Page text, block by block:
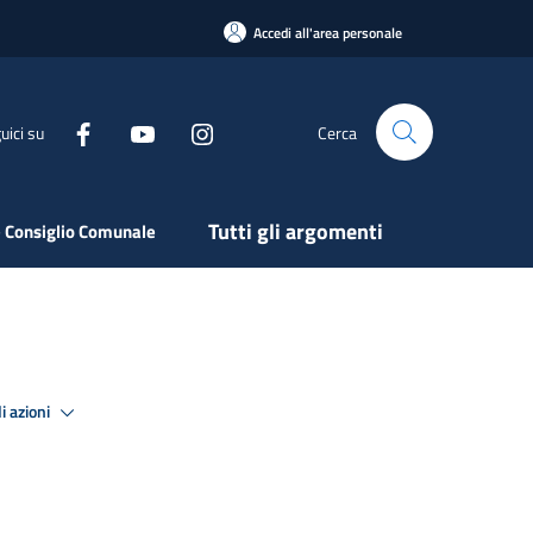
Accedi all'area personale
su Cerca
Comunale Tutti gli argomenti
azioni